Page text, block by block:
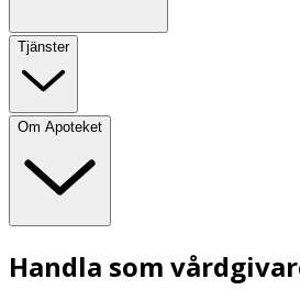
Tjänster
Om Apoteket
Handla som